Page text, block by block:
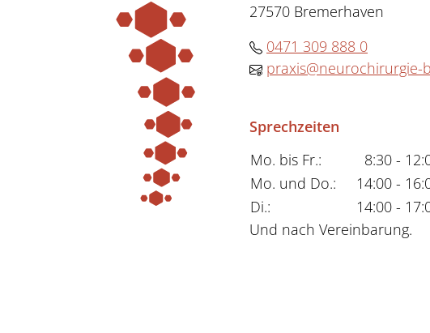
27570 Bremerhaven
0471 309 888 0
praxis@neurochirurgie-
Sprechzeiten
Mo. bis Fr.:
8:30 -
Mo. und Do.:
14:00 -
Di.:
14:00 -
Und nach Vereinbarung.